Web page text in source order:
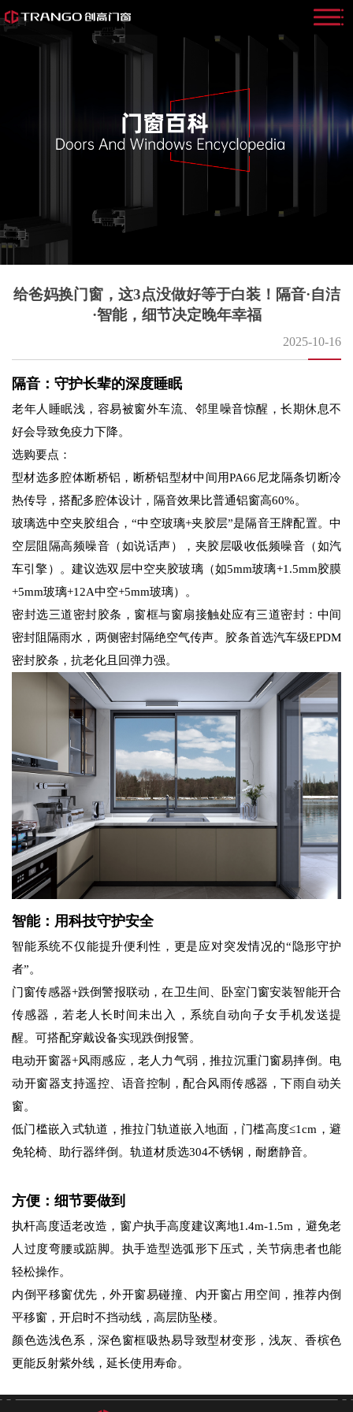
给爸妈换门窗，这3点没做好等于白装！隔音·自洁
·智能，细节决定晚年幸福
2025-10-16
隔音：守护长辈的深度睡眠
老年人睡眠浅，容易被窗外车流、邻里噪音惊醒，长期休息不
好会导致免疫力下降。
选购要点：
型材选多腔体断桥铝，断桥铝型材中间用PA66尼龙隔条切断冷
热传导，搭配多腔体设计，隔音效果比普通铝窗高60%。
玻璃选中空夹胶组合，“中空玻璃+夹胶层”是隔音王牌配置。中
空层阻隔高频噪音（如说话声），夹胶层吸收低频噪音（如汽
车引擎）。建议选双层中空夹胶玻璃（如5mm玻璃+1.5mm胶膜
+5mm玻璃+12A中空+5mm玻璃）。
密封选三道密封胶条，窗框与窗扇接触处应有三道密封：中间
密封阻隔雨水，两侧密封隔绝空气传声。胶条首选汽车级EPDM
密封胶条，抗老化且回弹力强。
智能：用科技守护安全
智能系统不仅能提升便利性，更是应对突发情况的“隐形守护
者”。
门窗传感器+跌倒警报联动，在卫生间、卧室门窗安装智能开合
传感器，若老人长时间未出入，系统自动向子女手机发送提
醒。可搭配穿戴设备实现跌倒报警。
电动开窗器+风雨感应，老人力气弱，推拉沉重门窗易摔倒。电
动开窗器支持遥控、语音控制，配合风雨传感器，下雨自动关
窗。
低门槛嵌入式轨道，推拉门轨道嵌入地面，门槛高度≤1cm，避
免轮椅、助行器绊倒。轨道材质选304不锈钢，耐磨静音。
方便：细节要做到
执杆高度适老改造，窗户执手高度建议离地1.4m-1.5m，避免老
人过度弯腰或踮脚。执手造型选弧形下压式，关节病患者也能
轻松操作。
内倒平移窗优先，外开窗易碰撞、内开窗占用空间，推荐内倒
平移窗，开启时不挡动线，高层防坠楼。
颜色选浅色系，深色窗框吸热易导致型材变形，浅灰、香槟色
更能反射紫外线，延长使用寿命。